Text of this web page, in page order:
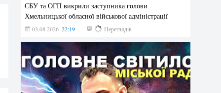
СБУ та ОГП викрили заступника голови
Хмельницької обласної військової адміністрації
03.08.2026 22:19 876 Переглядів